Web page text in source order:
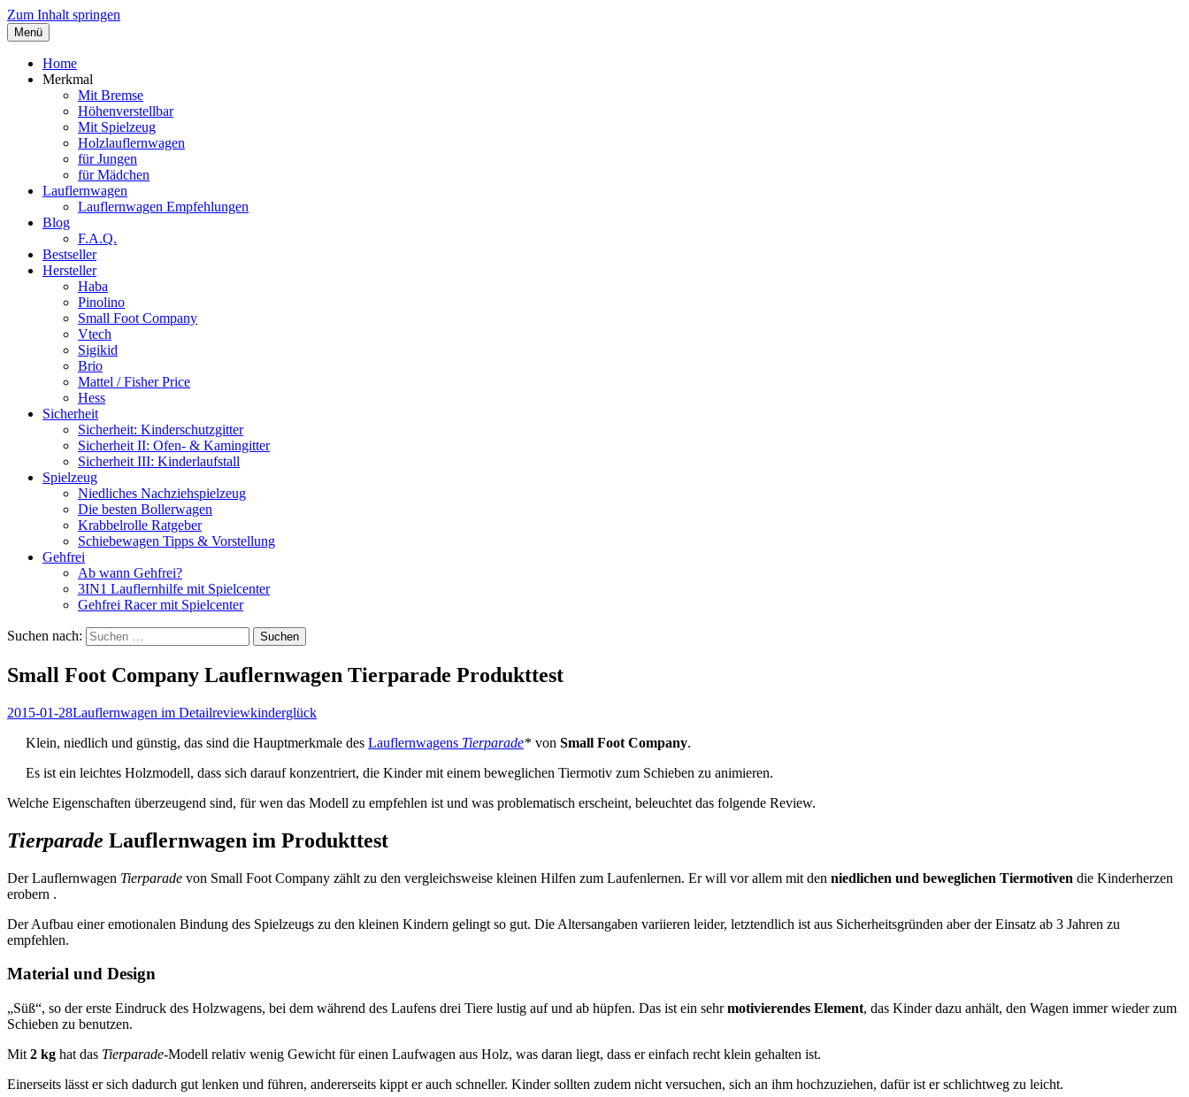
Zum Inhalt springen
Lauflernwagen für Kinder
Menü
Home
Merkmal
Mit Bremse
Höhenverstellbar
Mit Spielzeug
Holzlauflernwagen
für Jungen
für Mädchen
Lauflernwagen
Lauflernwagen Empfehlungen
Blog
F.A.Q.
Bestseller
Hersteller
Haba
Pinolino
Small Foot Company
Vtech
Sigikid
Brio
Mattel / Fisher Price
Hess
Sicherheit
Sicherheit: Kinderschutzgitter
Sicherheit II: Ofen- & Kamingitter
Sicherheit III: Kinderlaufstall
Spielzeug
Niedliches Nachziehspielzeug
Die besten Bollerwagen
Krabbelrolle Ratgeber
Schiebewagen Tipps & Vorstellung
Gehfrei
Ab wann Gehfrei?
3IN1 Lauflernhilfe mit Spielcenter
Gehfrei Racer mit Spielcenter
Suchen nach:
Small Foot Company Lauflernwagen Tierparade Produkttest
2015-01-28Lauflernwagen im Detailreviewkinderglück
Klein, niedlich und günstig, das sind die Hauptmerkmale des Lauflernwagens Tierparade* von Small Foot Company.
Es ist ein leichtes Holzmodell, dass sich darauf konzentriert, die Kinder mit einem beweglichen Tiermotiv zum Schieben zu animieren.
Welche Eigenschaften überzeugend sind, für wen das Modell zu empfehlen ist und was problematisch erscheint, beleuchtet das folgende Review.
Tierparade Lauflernwagen im Produkttest
Der Lauflernwagen Tierparade von Small Foot Company zählt zu den vergleichsweise kleinen Hilfen zum Laufenlernen. Er will vor allem mit den niedlichen und beweglichen Tiermotiven die Kinderherzen
erobern .
Der Aufbau einer emotionalen Bindung des Spielzeugs zu den kleinen Kindern gelingt so gut. Die Altersangaben variieren leider, letztendlich ist aus Sicherheitsgründen aber der Einsatz ab 3 Jahren zu
empfehlen.
Material und Design
„Süß“, so der erste Eindruck des Holzwagens, bei dem während des Laufens drei Tiere lustig auf und ab hüpfen. Das ist ein sehrmotivierendes Element, das Kinder dazu anhält, den Wagen immer wieder zum
Schieben zu benutzen.
Mit 2 kg hat das Tierparade-Modell relativ wenig Gewicht für einen Laufwagen aus Holz, was daran liegt, dass er einfach recht klein gehalten ist.
Einerseits lässt er sich dadurch gut lenken und führen, andererseits kippt er auch schneller. Kinder sollten zudem nicht versuchen, sich an ihm hochzuziehen, dafür ist er schlichtweg zu leicht.